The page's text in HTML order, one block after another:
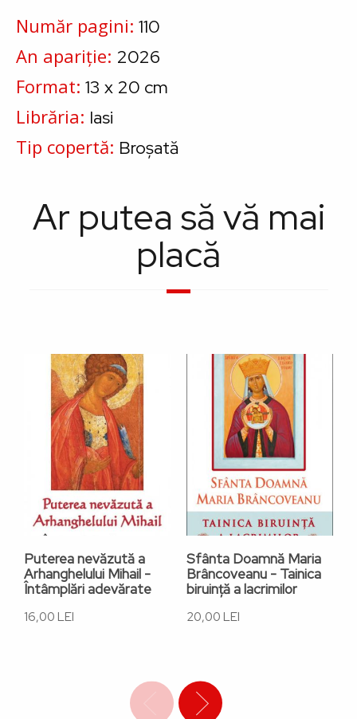
Număr pagini 110
An apariție 2026
Format 13 x 20 cm
Librăria Iasi
Tip copertă Broșată
Ar putea să vă mai
placă
Puterea nevăzută a
Arhanghelului Mihail -
Întâmplări adevărate
16,00 LEI
Sfânta Doamnă Maria
Brâncoveanu - Tainica
biruință a lacrimilor
20,00 LEI